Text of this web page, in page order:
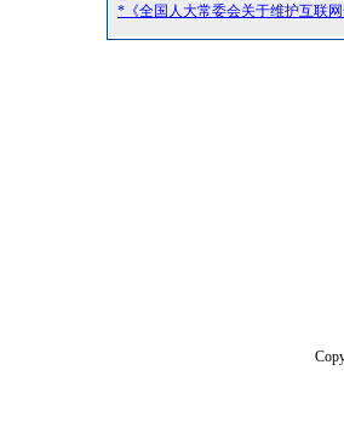
*《全国人大常委会关于维护互联网